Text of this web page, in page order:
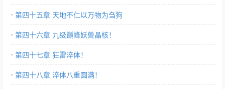
第四十五章 天地不仁以万物为刍狗
第四十六章 九级巅峰妖兽晶核！
第四十七章 狂雷淬体！
第四十八章 淬体八重圆满！